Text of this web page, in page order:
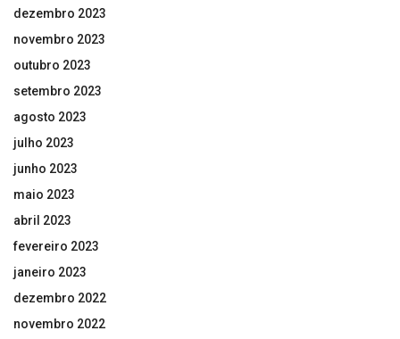
dezembro 2023
novembro 2023
outubro 2023
setembro 2023
agosto 2023
julho 2023
junho 2023
maio 2023
abril 2023
fevereiro 2023
janeiro 2023
dezembro 2022
novembro 2022